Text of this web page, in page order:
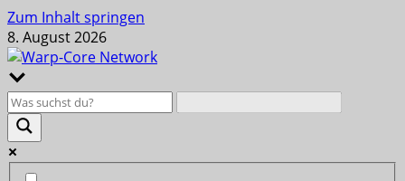
Zum Inhalt springen
8. August 2026